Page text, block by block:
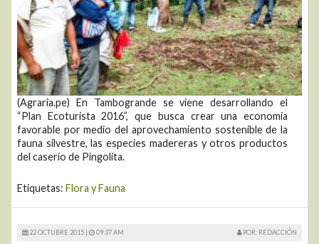
(Agraria.pe) En Tambogrande se viene desarrollando el
“Plan Ecoturista 2016”, que busca crear una economía
favorable por medio del aprovechamiento sostenible de la
fauna silvestre, las especies madereras y otros productos
del caserío de Pingolita.
Etiquetas: Flora y Fauna
22 OCTUBRE 2015 | 09:37 AM POR: REDACCIÓN